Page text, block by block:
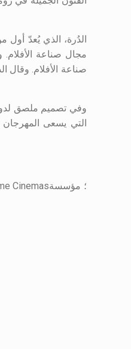
الدُرة، الذي يُعدّ
مجال صناعة الأفلام.
صناعة الأفلام. وقال
وفي تصميم ملصق
التي يسعى المهرجان